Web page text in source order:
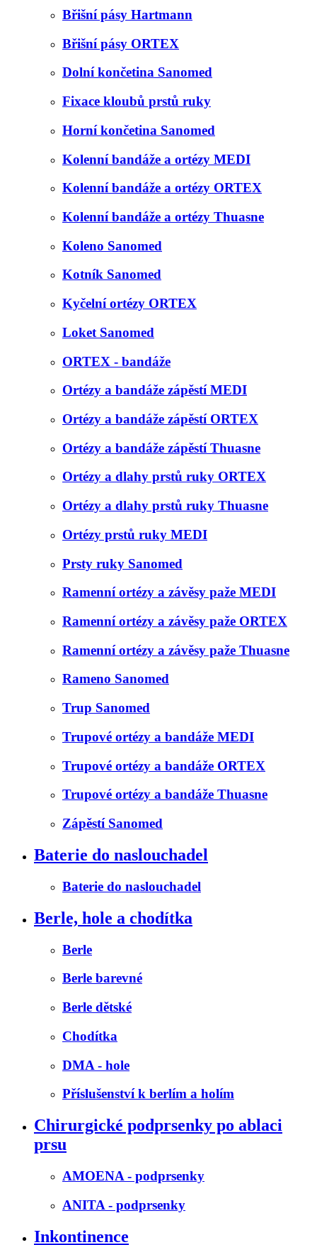
Břišní pásy Hartmann
Břišní pásy ORTEX
Dolní končetina Sanomed
Fixace kloubů prstů ruky
Horní končetina Sanomed
Kolenní bandáže a ortézy MEDI
Kolenní bandáže a ortézy ORTEX
Kolenní bandáže a ortézy Thuasne
Koleno Sanomed
Kotník Sanomed
Kyčelní ortézy ORTEX
Loket Sanomed
ORTEX - bandáže
Ortézy a bandáže zápěstí MEDI
Ortézy a bandáže zápěstí ORTEX
Ortézy a bandáže zápěstí Thuasne
Ortézy a dlahy prstů ruky ORTEX
Ortézy a dlahy prstů ruky Thuasne
Ortézy prstů ruky MEDI
Prsty ruky Sanomed
Ramenní ortézy a závěsy paže MEDI
Ramenní ortézy a závěsy paže ORTEX
Ramenní ortézy a závěsy paže Thuasne
Rameno Sanomed
Trup Sanomed
Trupové ortézy a bandáže MEDI
Trupové ortézy a bandáže ORTEX
Trupové ortézy a bandáže Thuasne
Zápěstí Sanomed
Baterie do naslouchadel
Baterie do naslouchadel
Berle, hole a chodítka
Berle
Berle barevné
Berle dětské
Chodítka
DMA - hole
Příslušenství k berlím a holím
Chirurgické podprsenky po ablaci
prsu
AMOENA - podprsenky
ANITA - podprsenky
Inkontinence